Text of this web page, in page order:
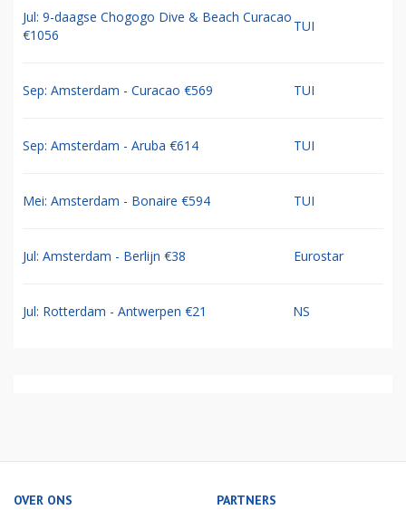
Jul: 9-daagse Chogogo Dive & Beach Curacao
€1056
TUI
Sep: Amsterdam - Curacao €569 TUI
Sep: Amsterdam - Aruba €614 TUI
Mei: Amsterdam - Bonaire €594 TUI
Jul: Amsterdam - Berlijn €38 Eurostar
Jul: Rotterdam - Antwerpen €21 NS
OVER ONS PARTNERS